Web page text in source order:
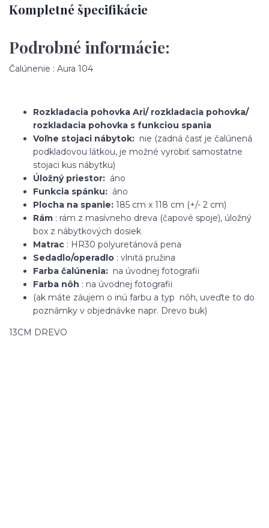
Kompletné špecifikácie
Podrobné informácie:
Čalúnenie : Aura 104
Rozkladacia pohovka Ari/ rozkladacia pohovka/
rozkladacia pohovka s funkciou spania
Voľne stojaci nábytok: nie (zadná časť je čalúnená
podkladovou látkou, je možné vyrobiť samostatne
stojaci kus nábytku)
Úložný priestor: áno
Funkcia spánku: áno
Plocha na spanie: 185 cm x 118 cm (+/- 2 cm)
Rám : rám z masívneho dreva (čapové spoje), úložný
box z nábytkových dosiek
Matrac : HR30 polyuretánová pena
Sedadlo/operadlo : vlnitá pružina
Farba čalúnenia: na úvodnej fotografii
Farba nôh : na úvodnej fotografii
(ak máte záujem o inú farbu a typ nôh, uveďte to do
poznámky v objednávke napr. Drevo buk)
13CM DREVO